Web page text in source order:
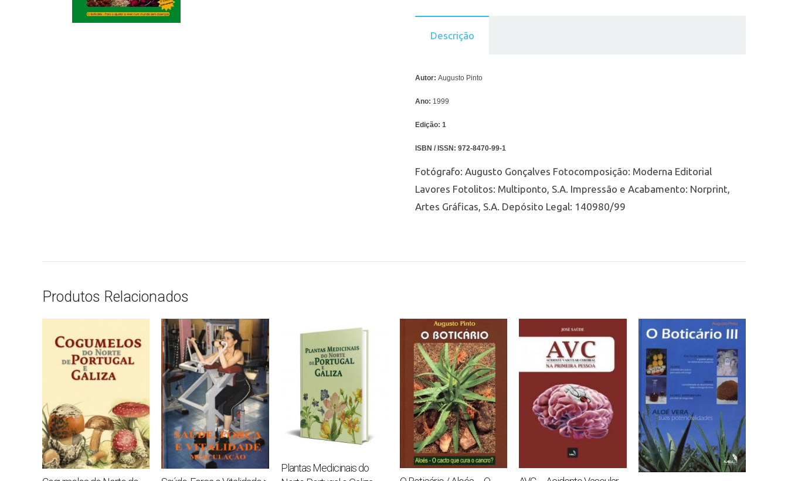
Descrição
Autor: Augusto Pinto
Ano: 1999
Edição: 1
ISBN / ISSN: 972-8470-99-1
Fotógrafo: Augusto Gonçalves Fotocomposição: Moderna Editorial
Lavores Fotolitos: Multiponto, S.A. Impressão e Acabamento: Norprint,
Artes Gráficas, S.A. Depósito Legal: 140980/99
Produtos Relacionados
Plantas Medicinais do